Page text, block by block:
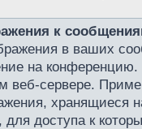
к
в ваших
на
веб-сервере.
доступа к